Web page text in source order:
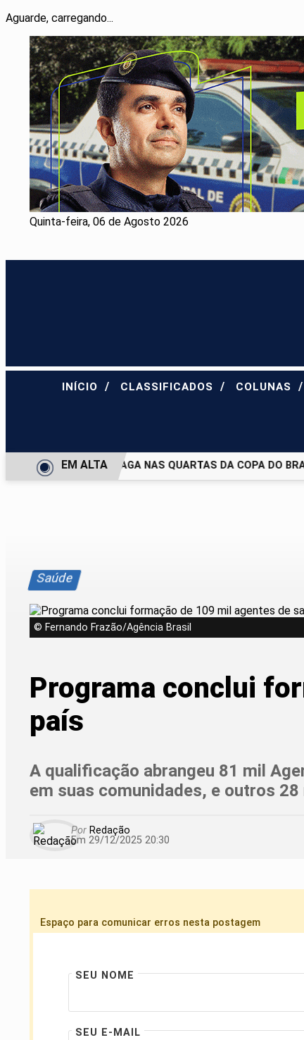
Aguarde, carregando...
Quinta-feira, 06 de Agosto 2026
INÍCIO / CLASSIFICADOS / COLUNAS /
E DEIXA VAGA NAS QUARTAS DA COPA DO
EM ALTA
Saúde
© Fernando Frazão/Agência Brasil
Programa conclui
país
A qualificação abrangeu 81 mil
em suas comunidades, e outros
Por Redação
Em 29/12/2025 20:30
Espaço para comunicar erros nesta postagem
SEU NOME
SEU E-MAIL